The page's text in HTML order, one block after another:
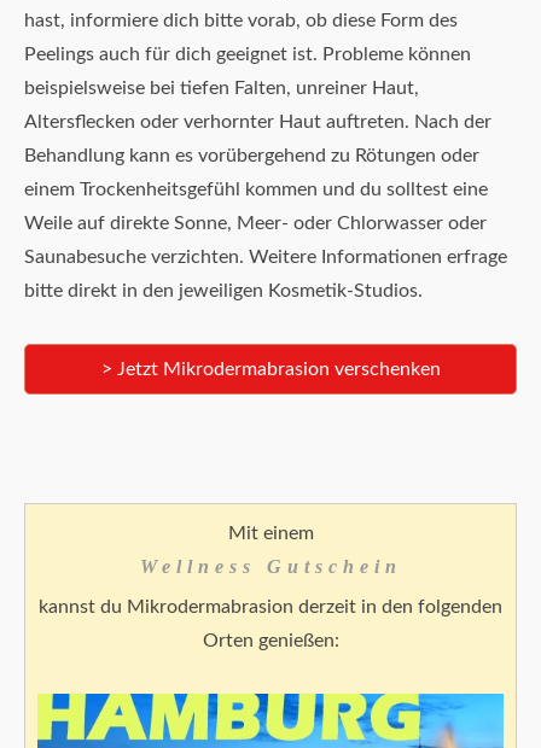
hast, informiere dich bitte vorab, ob diese Form des
Peelings auch für dich geeignet ist. Probleme können
beispielsweise bei tiefen Falten, unreiner Haut,
Altersflecken oder verhornter Haut auftreten. Nach der
Behandlung kann es vorübergehend zu Rötungen oder
einem Trockenheitsgefühl kommen und du solltest eine
Weile auf direkte Sonne, Meer- oder Chlorwasser oder
Saunabesuche verzichten. Weitere Informationen erfrage
bitte direkt in den jeweiligen Kosmetik-Studios.
> Jetzt Mikrodermabrasion verschenken
Mit einem
Wellness Gutschein
kannst du Mikrodermabrasion derzeit in den folgenden
Orten genießen: